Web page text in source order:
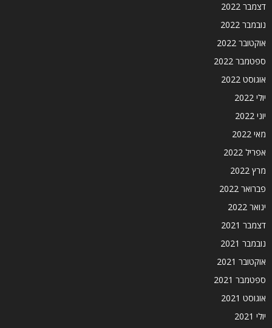
דצמבר 2022
נובמבר 2022
אוקטובר 2022
ספטמבר 2022
אוגוסט 2022
יולי 2022
יוני 2022
מאי 2022
אפריל 2022
מרץ 2022
פברואר 2022
ינואר 2022
דצמבר 2021
נובמבר 2021
אוקטובר 2021
ספטמבר 2021
אוגוסט 2021
יולי 2021